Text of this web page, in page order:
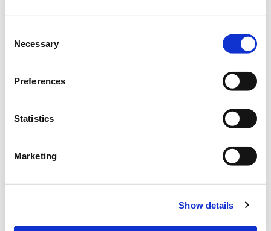
Selection
Necessary
Preferences
Statistics
Marketing
Show details
Vi utför för närvarande planerat underhåll